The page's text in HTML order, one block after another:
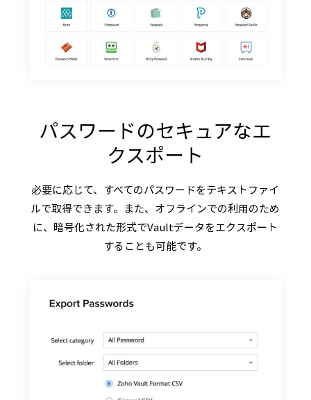
パスワードのセキュアなエ
クスポート
必要に応じて、すべてのパスワードをテキストファイ
ルで取得できます。また、オフラインでの利用のため
に、暗号化された形式でVaultデータをエクスポート
することも可能です。